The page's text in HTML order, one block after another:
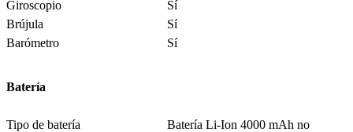
Giroscopio
Sí
Brújula
Sí
Barómetro
Sí
Batería
Tipo de batería
Batería Li-Ion 4000 mAh no